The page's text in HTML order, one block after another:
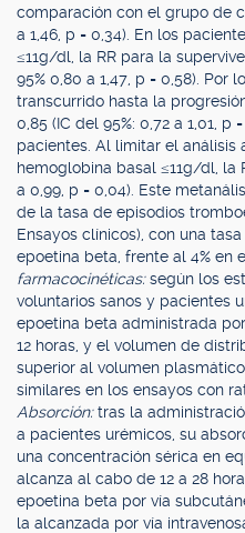
comparación con el grupo de
a 1,46, p = 0,34). En los
≤11g/dl, la RR para la
95% 0,80 a 1,47, p = 0,58).
transcurrido hasta la
0,85 (IC del 95%: 0,72 a 1,01,
pacientes. Al limitar el análisis
hemoglobina basal ≤11g/dl, la
a 0,99, p = 0,04). Este
de la tasa de episodios
Ensayos clínicos), con una
epoetina beta, frente al 4% en
farmacocinéticas:según los
voluntarios sanos y pacientes
epoetina beta administrada
12 horas, y el volumen de
superior al volumen
similares en los ensayos con
Absorción:tras la
a pacientes urémicos, su
una concentración sérica en
alcanza al cabo de 12 a 28
epoetina beta por vía
la alcanzada por vía